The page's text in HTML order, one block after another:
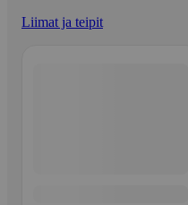
Liimat ja teipit